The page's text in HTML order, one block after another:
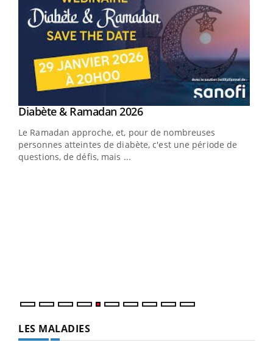
Youtube
Diabète & Ramadan 2026Youtube
Le Ramadan approche, et, pour de nombreuses
personnes atteintes de diabète, c'est une période de
questions, de défis, mais ...
LES MALADIES